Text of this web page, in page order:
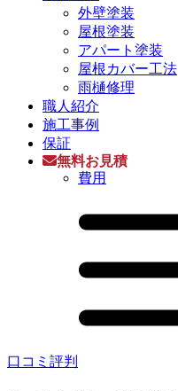
外壁塗装
屋根塗装
アパート塗装
屋根カバー工法
雨樋修理
職人紹介
施工事例
保証
無料お見積
費用
口コミ評判